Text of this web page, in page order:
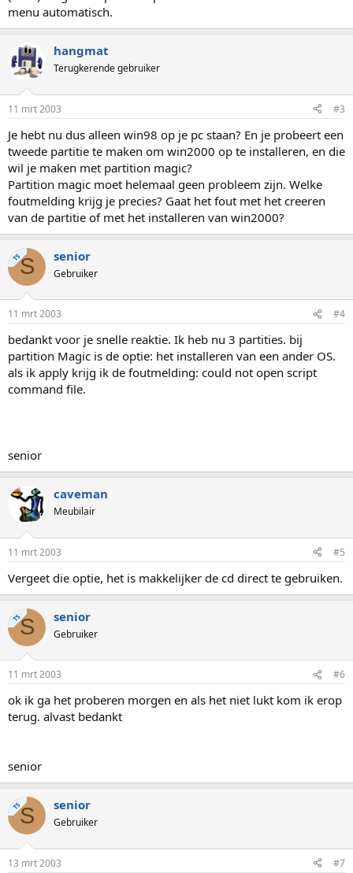
menu automatisch.
hangmat
Terugkerende gebruiker
11 mrt 2003 #3
Je hebt nu dus alleen win98 op je pc staan? En je probeert een
tweede partitie te maken om win2000 op te installeren, en die
wil je maken met partition magic?
Partition magic moet helemaal geen probleem zijn. Welke
foutmelding krijg je precies? Gaat het fout met het creeren
van de partitie of met het installeren van win2000?
TSS senior
Gebruiker
11 mrt 2003 #4
bedankt voor je snelle reaktie. Ik heb nu 3 partities. bij
partition Magic is de optie: het installeren van een ander OS.
als ik apply krijg ik de foutmelding: could not open script
command file.
senior
caveman
Meubilair
11 mrt 2003 #5
Vergeet die optie, het is makkelijker de cd direct te gebruiken.
TSS senior
Gebruiker
11 mrt 2003 #6
ok ik ga het proberen morgen en als het niet lukt kom ik erop
terug. alvast bedankt
senior
TSS senior
Gebruiker
13 mrt 2003 #7